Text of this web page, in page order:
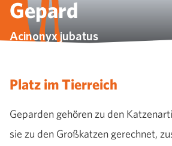
Gepard
Acinonyx jubatus
Platz im Tierreich
Geparden gehören zu den
sie zu den Großkatzen gerechnet,